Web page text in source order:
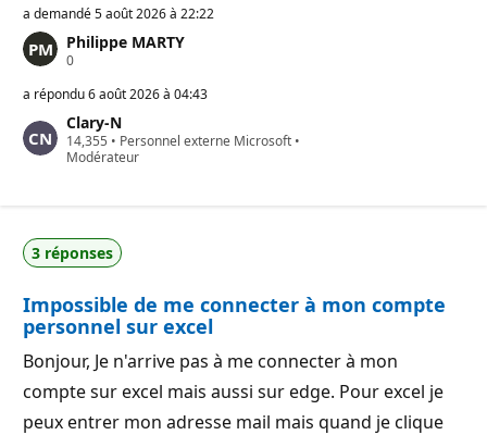
a demandé5 août 2026 à 22:22
Philippe MARTY
0P
i
t
s
d
u
t
a
i
o
n
a répondu6 août 2026 à 04:43
Clary-N
14,355 P
o
d
e
r
p
u
t
i
o
n
• Personnel externe Microsoft •
Modérateur
3 réponses
Impossible de me connecter à mon compte
personnel sur excel
Bonjour, Je n'arrive pas à me connecter à mon
compte sur excel mais aussi sur edge. Pour excel je
peux entrer mon adresse mail mais quand je clique